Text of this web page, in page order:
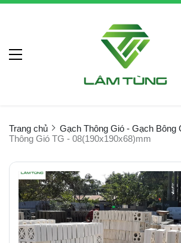
Trang chủ Gạch Thông Gió - Gạch Bông
Thông Gió TG - 08(190x190x68)mm